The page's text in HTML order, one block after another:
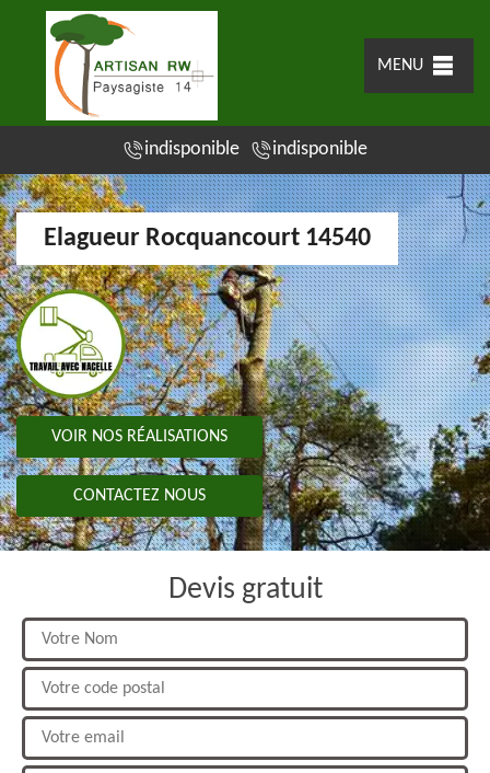
MENU
indisponible indisponible
Elagueur Rocquancourt 14540
VOIR NOS RÉALISATIONS
CONTACTEZ NOUS
Devis gratuit